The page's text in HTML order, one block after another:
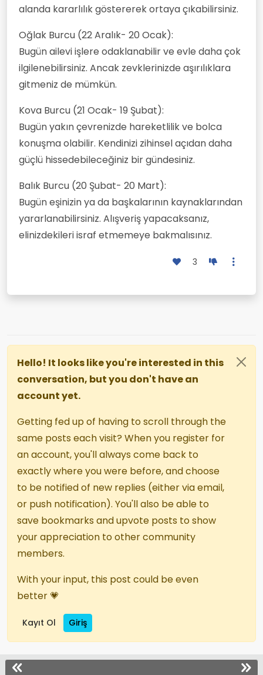
alanda kararlılık göstererek ortaya çıkabilirsiniz.
Oğlak Burcu (22 Aralık- 20 Ocak):
Bugün ailevi işlere odaklanabilir ve evle daha çok
ilgilenebilirsiniz. Ancak zevklerinizde aşırılıklara
gitmeniz de mümkün.
Kova Burcu (21 Ocak- 19 Şubat):
Bugün yakın çevrenizde hareketlilik ve bolca
konuşma olabilir. Kendinizi zihinsel açıdan daha
güçlü hissedebileceğiniz bir gündesiniz.
Balık Burcu (20 Şubat- 20 Mart):
Bugün eşinizin ya da başkalarının kaynaklarından
yararlanabilirsiniz. Alışveriş yapacaksanız,
elinizdekileri israf etmemeye bakmalısınız.
3
Hello! It looks like you're interested in this
conversation, but you don't have an
account yet.
Getting fed up of having to scroll through the
same posts each visit? When you register for
an account, you'll always come back to
exactly where you were before, and choose
to be notified of new replies (either via email,
or push notification). You'll also be able to
save bookmarks and upvote posts to show
your appreciation to other community
members.
With your input, this post could be even
better 💗
Kayıt Ol Giriş